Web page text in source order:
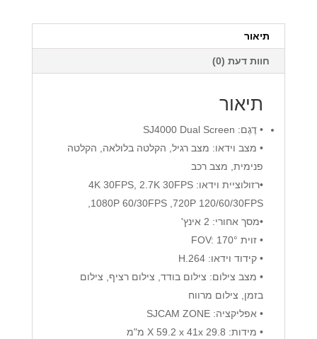
תיאור
חוות דעת (0)
תיאור
• דֶגֶם: SJ4000 Dual Screen
• מצב וידאו: מצב רגיל, הקלטה בלולאה, הקלטה
פנימית, מצב רכב
•רזולוציית וידאו: 4K 30FPS, 2.7K 30FPS
,1080P 60/30FPS ,720P 120/60/30FPS
•מסך אחורי: 2 אינץ'
• זוית FOV: 170°
• קידוד וידאו: H.264
• מצב צילום: צילום בודד, צילום רציף, צילום
בזמן, צילום מרווח
• אפליקציה: SJCAM ZONE
• מידות: 29.8 X 59.2 x 41x מ"מ